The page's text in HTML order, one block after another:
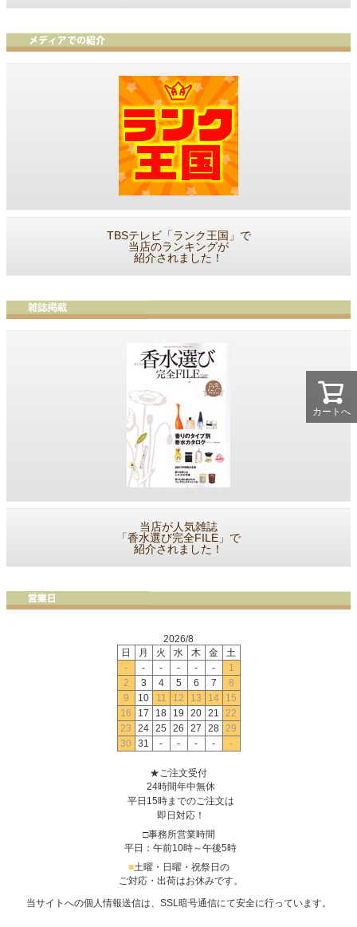
カートへ
TBSテレビ「ランク王国」で
当店のランキングが
紹介されました！
当店が人気雑誌
「香水選び完全FILE」で
紹介されました！
2026/8
日
月 火 水 木 金
土
-
- - - - -
1
2
3 4 5 6 7
8
9
10 11 12 13 14
15
16
17 18 19 20 21
22
23
24 25 26 27 28 29
30
31 - - - - -
★ご注文受付
24時間年中無休
平日15時までのご注文は
即日対応！
□事務所営業時間
平日：午前10時～午後5時
■土曜・日曜・祝祭日の
ご対応・出荷はお休みです。
当サイトへの個人情報送信は、SSL暗号通信にて安全に行っています。